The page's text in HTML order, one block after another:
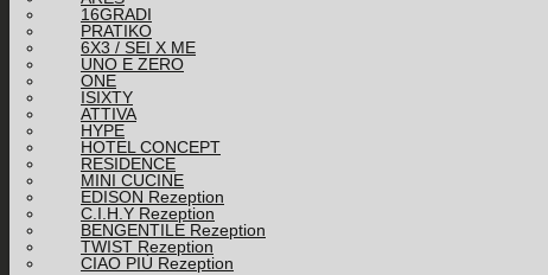
16GRADI
PRATIKO
6X3 / SEI X ME
UNO E ZERO
ONE
ISIXTY
ATTIVA
HYPE
HOTEL CONCEPT
RESIDENCE
MINI CUCINE
EDISON Rezeption
C.I.H.Y Rezeption
BENGENTILE Rezeption
TWIST Rezeption
CIAO PIÙ Rezeption